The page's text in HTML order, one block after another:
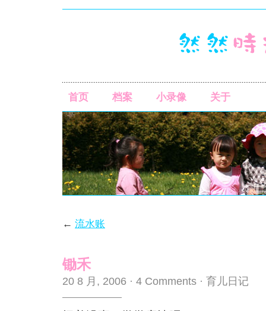
首页 档案 小录像 关于
← 流水账
锄禾
20 8 月, 2006 · 4 Comments · 育儿日记